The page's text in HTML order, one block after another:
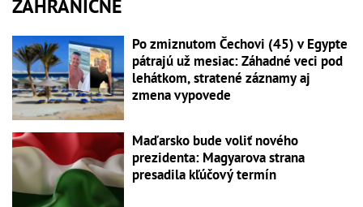
ZAHRANIČNÉ
Po zmiznutom Čechovi (45) v Egypte
pátrajú už mesiac: Záhadné veci pod
lehátkom, stratené záznamy aj
zmena vypovede
Maďarsko bude voliť nového
prezidenta: Magyarova strana
presadila kľúčový termín